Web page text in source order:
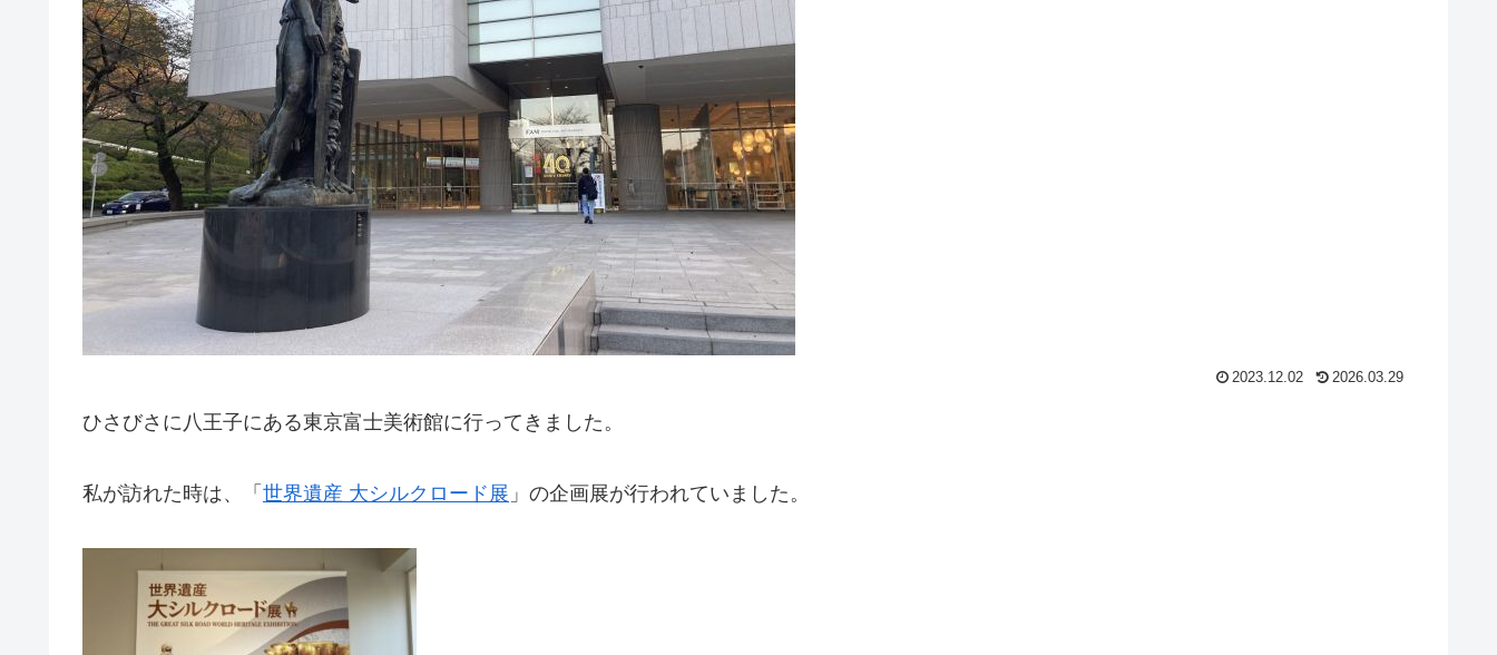
2023.12.02 2026.03.29
ひさびさに八王子にある東京富士美術館に行ってきました。
私が訪れた時は、「 世界遺産 大シルクロード展 」の企画展が行われていました。